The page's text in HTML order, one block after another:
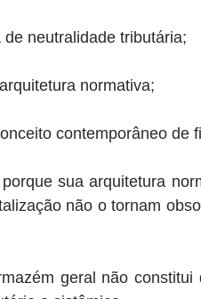
neutralidade tributária;
normativa;
contemporâneo de
sua arquitetura
não o tornam
geral não constitui